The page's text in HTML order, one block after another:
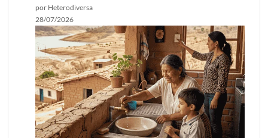
por Heterodiversa
28/07/2026